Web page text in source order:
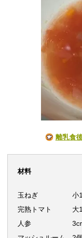
離乳食
材料
玉ねぎ 小
完熟トマト 大1
人参